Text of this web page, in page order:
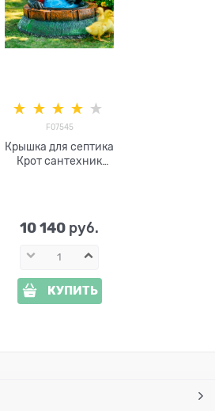
F07545
Крышка для септика
Крот сантехник
10 140 руб.
КУПИТЬ